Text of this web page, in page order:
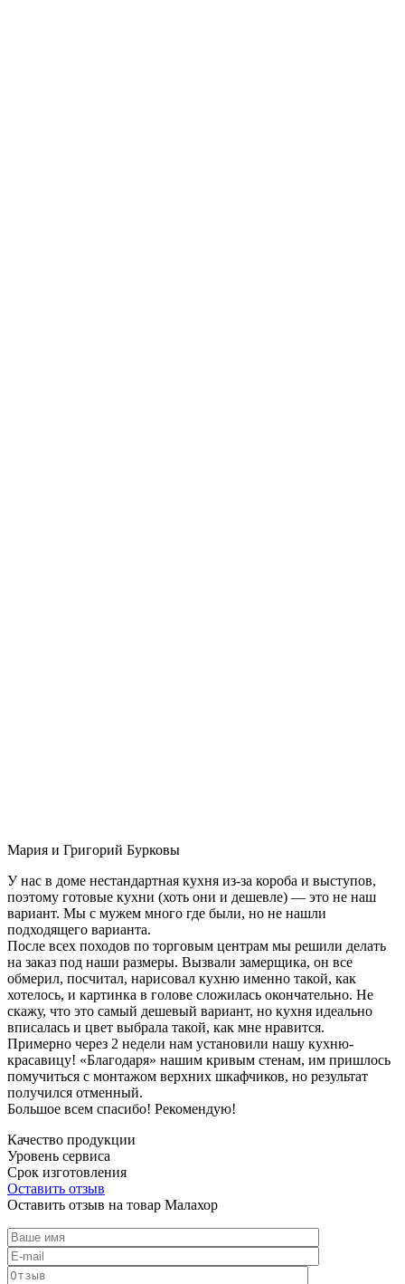
Мария и Григорий Бурковы
У нас в доме нестандартная кухня из-за короба и выступов,
поэтому готовые кухни (хоть они и дешевле) — это не наш
вариант. Мы с мужем много где были, но не нашли
подходящего варианта.
После всех походов по торговым центрам мы решили делать
на заказ под наши размеры. Вызвали замерщика, он все
обмерил, посчитал, нарисовал кухню именно такой, как
хотелось, и картинка в голове сложилась окончательно. Не
скажу, что это самый дешевый вариант, но кухня идеально
вписалась и цвет выбрала такой, как мне нравится.
Примерно через 2 недели нам установили нашу кухню-
красавицу! «Благодаря» нашим кривым стенам, им пришлось
помучиться с монтажом верхних шкафчиков, но результат
получился отменный.
Большое всем спасибо! Рекомендую!
Качество продукции
Уровень сервиса
Срок изготовления
Оставить отзыв
Оставить отзыв на товар Малахор